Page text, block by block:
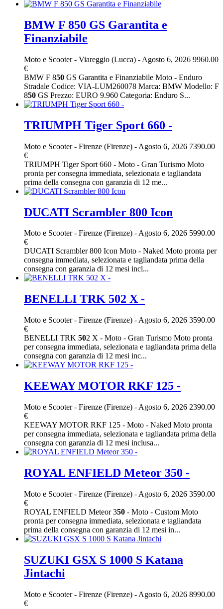
BMW F 850 GS Garantita e
Finanziabile
Moto e Scooter- Viareggio (Lucca) - Agosto 6, 2026 9960.00
€
BMW F 850 GS Garantita e Finanziabile Moto - Enduro
Stradale Codice: VIA-LUM260078 Marca: BMW Modello: F
850 GS Prezzo: EURO 9.960 Categoria: Enduro S...
TRIUMPH Tiger Sport 660 -
Moto e Scooter- Firenze (Firenze) - Agosto 6, 2026 7390.00
€
TRIUMPH Tiger Sport 660 - Moto - Gran Turismo Moto
pronta per consegna immediata, selezionata e tagliandata
prima della consegna con garanzia di 12 me...
DUCATI Scrambler 800 Icon
Moto e Scooter- Firenze (Firenze) -Agosto 6, 2026 5990.00
€
DUCATI Scrambler 800 Icon Moto - Naked Moto pronta per
consegna immediata, selezionata e tagliandata prima della
consegna con garanzia di 12 mesi incl...
BENELLI TRK 502 X -
Moto e Scooter- Firenze (Firenze) - Agosto 6, 2026 3590.00
€
BENELLI TRK 502 X - Moto - Gran Turismo Moto pronta
per consegna immediata, selezionata e tagliandata prima della
consegna con garanzia di 12 mesi inc...
KEEWAY MOTOR RKF 125 -
Moto e Scooter- Firenze (Firenze) - Agosto 6, 2026 2390.00
€
KEEWAY MOTOR RKF 125 - Moto - Naked Moto pronta
per consegna immediata, selezionata e tagliandata prima della
consegna con garanzia di 12 mesi inclusa...
ROYAL ENFIELD Meteor 350 -
Moto e Scooter- Firenze (Firenze) - Agosto 6, 2026 3590.00
€
ROYAL ENFIELD Meteor 350 - Moto - Custom Moto
pronta per consegna immediata, selezionata e tagliandata
prima della consegna con garanzia di 12 mesi in...
SUZUKI GSX S 1000 S Katana
Jintachi
Moto e Scooter- Firenze (Firenze) - Agosto 6, 2026 8990.00
€